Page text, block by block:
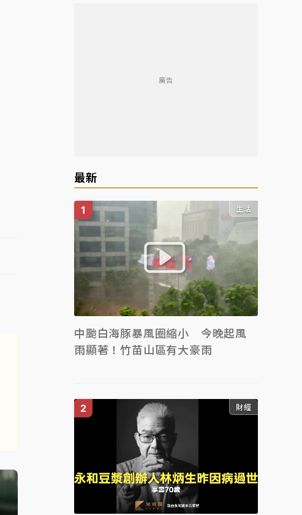
廣告
最新
生活
中颱白海豚暴風圈縮小 今晚起風
雨顯著！竹苗山區有大豪雨
財經